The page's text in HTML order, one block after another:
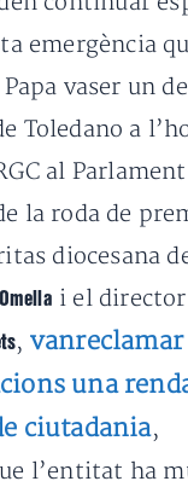
emergència
vaser un
Toledano a
al
la roda de
diocesana
i el director
, vanreclamar
una
ciutadania,
l’entitat ha